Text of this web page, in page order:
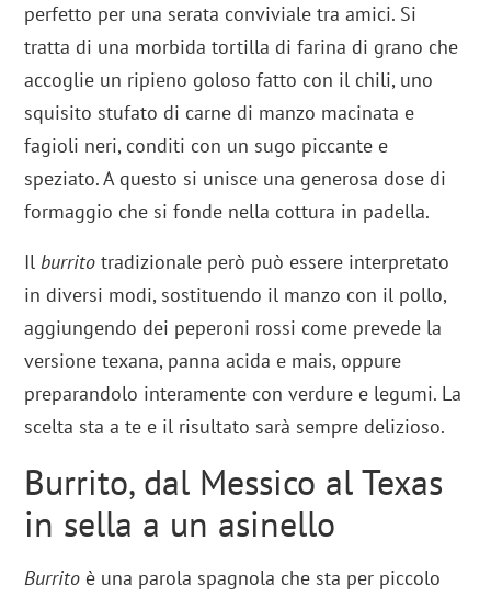
perfetto per una serata conviviale tra amici. Si
tratta di una morbida tortilla di farina di grano che
accoglie un ripieno goloso fatto con il chili, uno
squisito stufato di carne di manzo macinata e
fagioli neri, conditi con un sugo piccante e
speziato. A questo si unisce una generosa dose di
formaggio che si fonde nella cottura in padella.
Il burrito tradizionale però può essere interpretato
in diversi modi, sostituendo il manzo con il pollo,
aggiungendo dei peperoni rossi come prevede la
versione texana, panna acida e mais, oppure
preparandolo interamente con verdure e legumi. La
scelta sta a te e il risultato sarà sempre delizioso.
Burrito, dal Messico al Texas
in sella a un asinello
Burrito è una parola spagnola che sta per piccolo